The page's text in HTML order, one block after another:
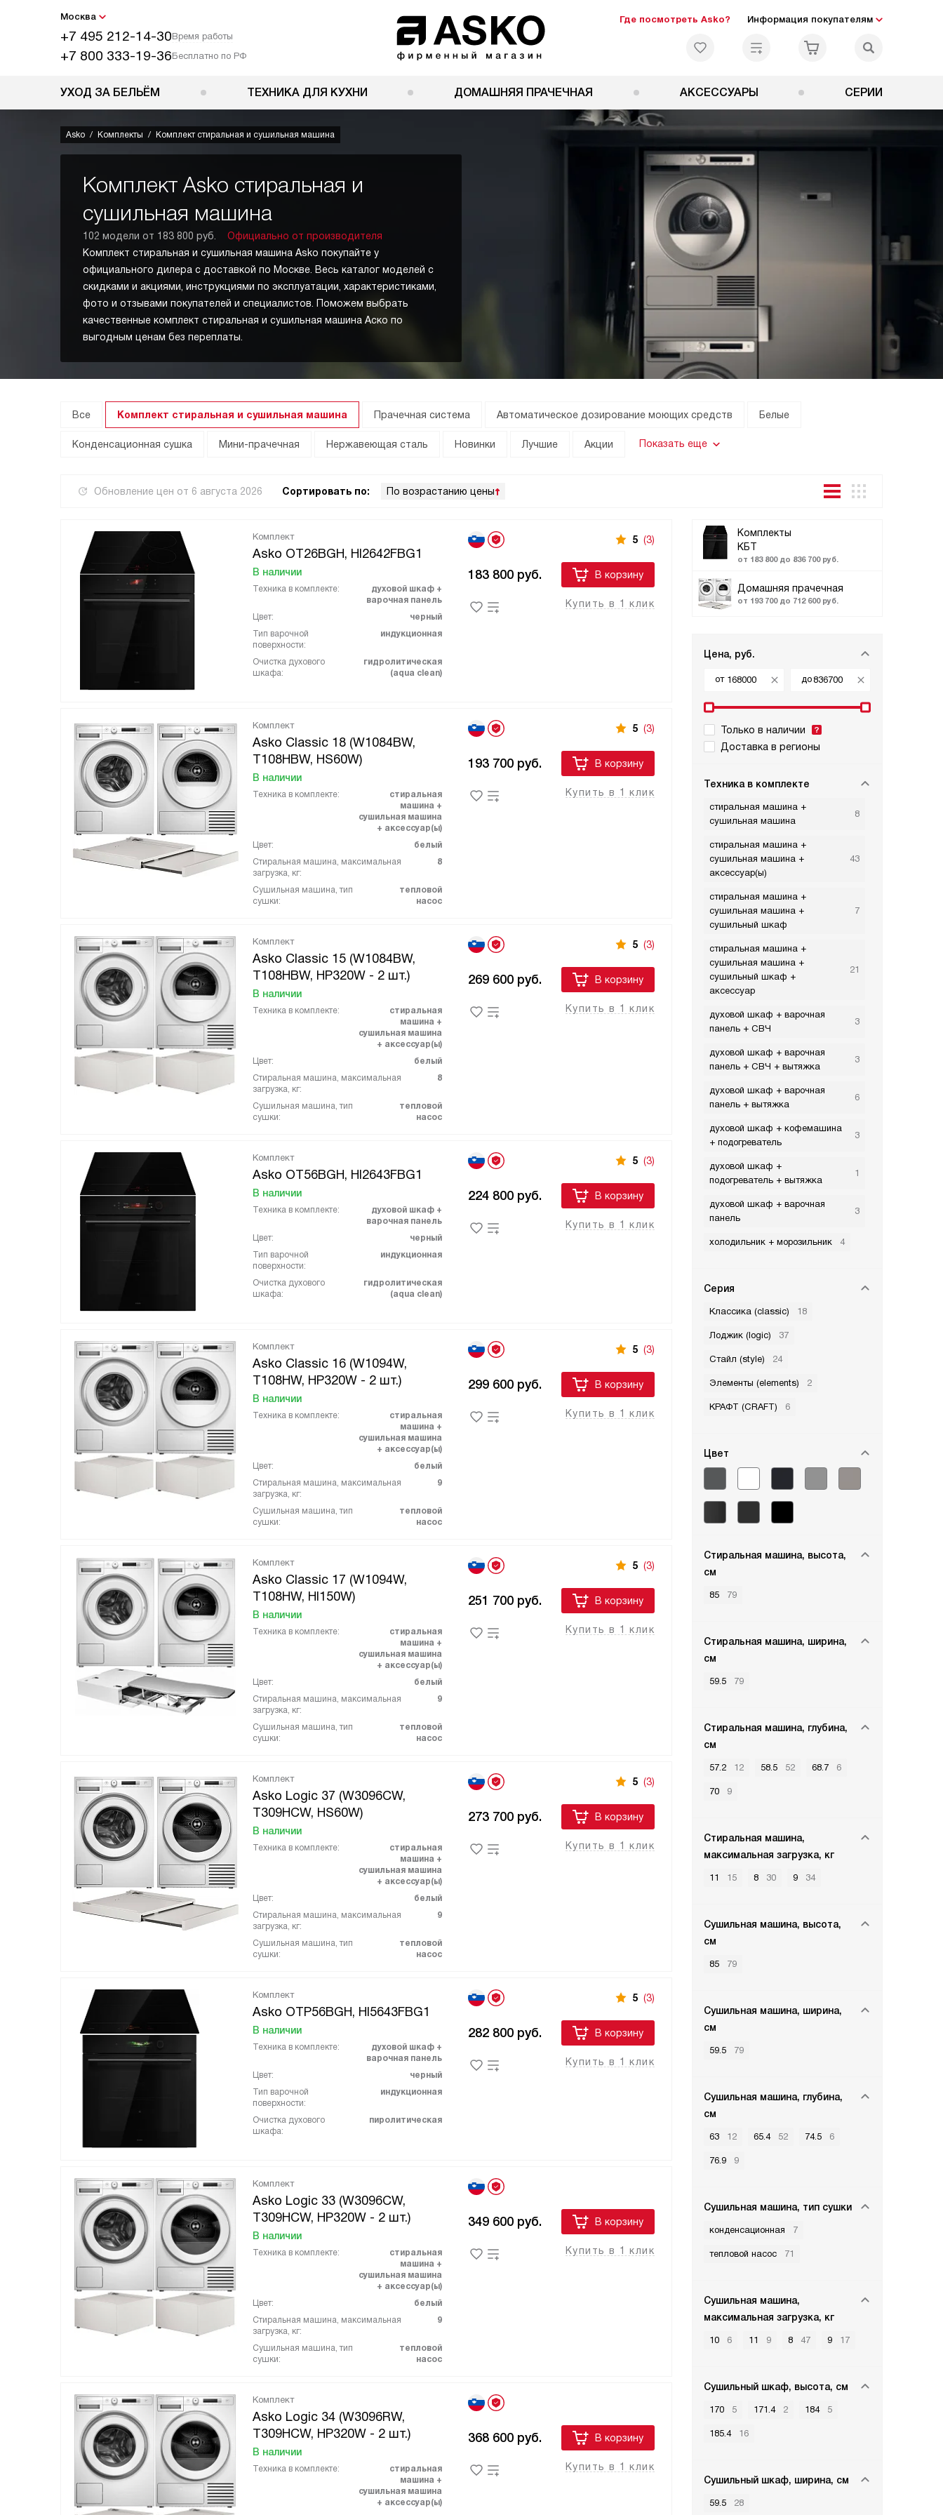
Москва
+7 495 212-14-30Время работы
+7 800 333-19-36Бесплатно по РФ
Где посмотреть Asko? Информация покупателям
УХОД ЗА БЕЛЬЁМ ТЕХНИКА ДЛЯ КУХНИ ДОМАШНЯЯ ПРАЧЕЧНАЯ АКСЕССУАРЫ СЕРИИ
Asko Комплекты Комплект стиральная и сушильная машина
Комплект Asko стиральная и
сушильная машина
102 модели от 183 800 руб.
Официально от производителя
Комплект стиральная и сушильная машина Asko покупайте у
официального дилера с доставкой по Москве. Весь каталог моделей с
скидками и акциями, инструкциями по эксплуатации, характеристиками,
фото и отзывами покупателей и специалистов. Поможем выбрать
качественные комплект стиральная и сушильная машина Аско по
выгодным ценам без переплаты.
Все Комплект стиральная и сушильная машина Прачечная система Автоматическое дозирование моющих средств Белые
Конденсационная сушка Мини-прачечная Нержавеющая сталь Новинки Лучшие Акции Показать еще
Обновление цен от 6 августа 2026 Сортировать по: По возрастанию цены
Комплекты
КБТ
от 183 800 до 836 700 руб.
Домашняя прачечная
от 193 700 до 712 600 руб.
Цена, руб.
от до
Только в наличии
Доставка в регионы
Техника в комплекте
стиральная машина +
сушильная машина
8
стиральная машина +
сушильная машина +
аксессуар(ы)
43
стиральная машина +
сушильная машина +
сушильный шкаф
7
стиральная машина +
сушильная машина +
сушильный шкаф +
аксессуар
21
духовой шкаф + варочная
панель + СВЧ
3
духовой шкаф + варочная
панель + СВЧ + вытяжка
3
духовой шкаф + варочная
панель + вытяжка
6
духовой шкаф + кофемашина
+ подогреватель
3
духовой шкаф +
подогреватель + вытяжка
1
духовой шкаф + варочная
панель
3
холодильник + морозильник 4
Серия
Классика (classic) 18
Лоджик (logic) 37
Стайл (style) 24
Элементы (elements) 2
КРАФТ (CRAFT) 6
Цвет
Стиральная машина, высота,
см
85 79
Стиральная машина, ширина,
см
59.5 79
Стиральная машина, глубина,
см
57.2 12 58.5 52 68.7 6
70 9
Стиральная машина,
максимальная загрузка, кг
11 15 8 30 9 34
Сушильная машина, высота,
см
85 79
Сушильная машина, ширина,
см
59.5 79
Сушильная машина, глубина,
см
63 12 65.4 52 74.5 6
76.9 9
Сушильная машина, тип сушки
конденсационная 7
тепловой насос 71
Сушильная машина,
максимальная загрузка, кг
10 6 11 9 8 47 9 17
Сушильный шкаф, высота, см
170 5 171.4 2 184 5
185.4 16
Сушильный шкаф, ширина, см
59.5 28
Комплект
Asko OT26BGH, HI2642FBG1
В наличии
Техника в комплекте:
духовой шкаф +
варочная панель
Цвет:
черный
Тип варочной
поверхности:
индукционная
Очистка духового
шкафа:
гидролитическая
(aqua clean)
5 (3)
183 800 руб. В корзину
Купить в 1 клик
Комплект
Asko Classic 18 (W1084BW,
T108HBW, HS60W)
В наличии
Техника в комплекте:
стиральная
машина +
сушильная машина
+ аксессуар(ы)
Цвет:
белый
Стиральная машина, максимальная
загрузка, кг:
8
Сушильная машина, тип
сушки:
тепловой
насос
5 (3)
193 700 руб. В корзину
Купить в 1 клик
Комплект
Asko Classic 15 (W1084BW,
T108HBW, HP320W - 2 шт.)
В наличии
Техника в комплекте:
стиральная
машина +
сушильная машина
+ аксессуар(ы)
Цвет:
белый
Стиральная машина, максимальная
загрузка, кг:
8
Сушильная машина, тип
сушки:
тепловой
насос
5 (3)
269 600 руб. В корзину
Купить в 1 клик
Комплект
Asko OT56BGH, HI2643FBG1
В наличии
Техника в комплекте:
духовой шкаф +
варочная панель
Цвет:
черный
Тип варочной
поверхности:
индукционная
Очистка духового
шкафа:
гидролитическая
(aqua clean)
5 (3)
224 800 руб. В корзину
Купить в 1 клик
Комплект
Asko Classic 16 (W1094W,
T108HW, HP320W - 2 шт.)
В наличии
Техника в комплекте:
стиральная
машина +
сушильная машина
+ аксессуар(ы)
Цвет:
белый
Стиральная машина, максимальная
загрузка, кг:
9
Сушильная машина, тип
сушки:
тепловой
насос
5 (3)
299 600 руб. В корзину
Купить в 1 клик
Комплект
Asko Classic 17 (W1094W,
T108HW, HI150W)
В наличии
Техника в комплекте:
стиральная
машина +
сушильная машина
+ аксессуар(ы)
Цвет:
белый
Стиральная машина, максимальная
загрузка, кг:
9
Сушильная машина, тип
сушки:
тепловой
насос
5 (3)
251 700 руб. В корзину
Купить в 1 клик
Комплект
Asko Logic 37 (W3096CW,
T309HCW, HS60W)
В наличии
Техника в комплекте:
стиральная
машина +
сушильная машина
+ аксессуар(ы)
Цвет:
белый
Стиральная машина, максимальная
загрузка, кг:
9
Сушильная машина, тип
сушки:
тепловой
насос
5 (3)
273 700 руб. В корзину
Купить в 1 клик
Комплект
Asko OTP56BGH, HI5643FBG1
В наличии
Техника в комплекте:
духовой шкаф +
варочная панель
Цвет:
черный
Тип варочной
поверхности:
индукционная
Очистка духового
шкафа:
пиролитическая
5 (3)
282 800 руб. В корзину
Купить в 1 клик
Комплект
Asko Logic 33 (W3096CW,
T309HCW, HP320W - 2 шт.)
В наличии
Техника в комплекте:
стиральная
машина +
сушильная машина
+ аксессуар(ы)
Цвет:
белый
Стиральная машина, максимальная
загрузка, кг:
9
Сушильная машина, тип
сушки:
тепловой
насос
349 600 руб. В корзину
Купить в 1 клик
Комплект
Asko Logic 34 (W3096RW,
T309HCW, HP320W - 2 шт.)
В наличии
Техника в комплекте:
стиральная
машина +
сушильная машина
+ аксессуар(ы)
368 600 руб. В корзину
Купить в 1 клик